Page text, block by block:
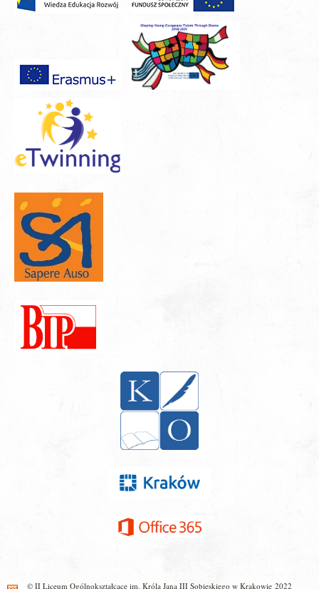
© II Liceum Ogólnokształcące im. Króla Jana III Sobieskiego w Krakowie 2022